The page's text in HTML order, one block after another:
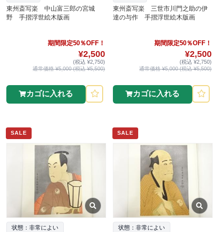
東州斎写楽 中山富三郎の宮城
野 手摺浮世絵木版画
期間限定50％OFF！
¥2,500
(税込 ¥2,750)
通常価格 ¥5,000 (税込 ¥5,500)
カゴに入れる
東州斎写楽 三世市川門之助の伊
達の与作 手摺浮世絵木版画
期間限定50％OFF！
¥2,500
(税込 ¥2,750)
通常価格 ¥5,000 (税込 ¥5,500)
カゴに入れる
SALE
状態：非常によい
SALE
状態：非常によい